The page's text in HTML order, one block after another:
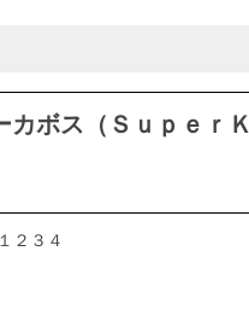
ボス（ＳｕｐｅｒＫ
２３４